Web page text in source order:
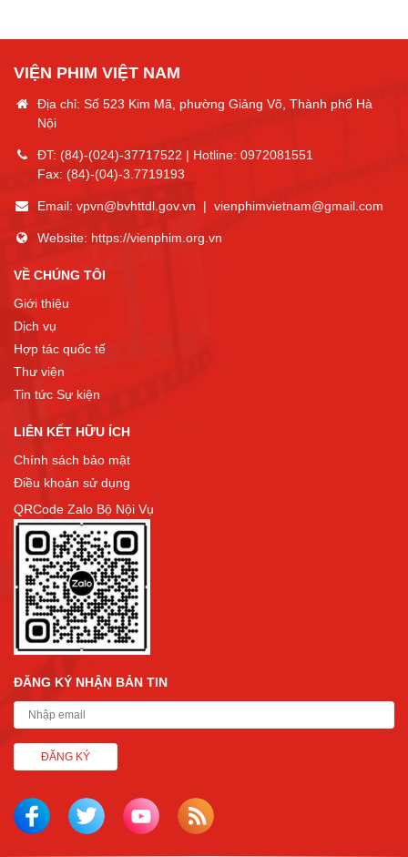
VIỆN PHIM VIỆT NAM
Địa chỉ: Số 523 Kim Mã, phường Giảng Võ, Thành phố Hà
Nội
ĐT: (84)-(024)-37717522 | Hotline: 0972081551
Fax: (84)-(04)-3.7719193
Email: vpvn@bvhttdl.gov.vn | vienphimvietnam@gmail.com
Website: https://vienphim.org.vn
VỀ CHÚNG TÔI
Giới thiệu
Dịch vụ
Hợp tác quốc tế
Thư viện
Tin tức Sự kiện
LIÊN KẾT HỮU ÍCH
Chính sách bảo mật
Điều khoản sử dụng
QRCode Zalo Bộ Nội Vụ
ĐĂNG KÝ NHẬN BẢN TIN
ĐĂNG KÝ